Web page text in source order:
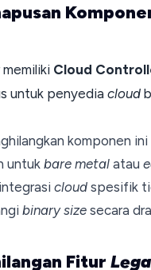
Cloud
untuk penyedia cloud
komponen
untuk bare metalatau
cloudspesifik
binary sizesecara
Fitur